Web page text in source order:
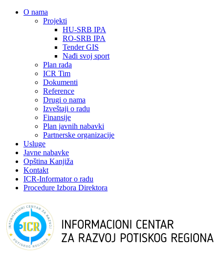
О nama
Projekti
HU-SRB IPA
RO-SRB IPA
Tender GIS
Nađi svoj sport
Plan rada
ICR Tim
Dokumenti
Reference
Drugi o nama
Izveštaji o radu
Finansije
Plan javnih nabavki
Partnerske organizacije
Usluge
Javne nabavke
Opština Kanjiža
Kontakt
ICR-Informator o radu
Procedure Izbora Direktora